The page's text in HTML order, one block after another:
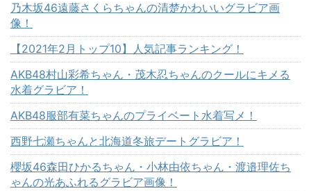
乃木坂46遠藤さくらちゃんの清楚かわいいグラビア画
像！
【2021年2月トップ10】人気記事ランキング！
AKB48村山彩希ちゃん・茂木忍ちゃんのクールにキメる
水着グラビア！
AKB48服部有菜ちゃんのプライベート水着写メ！
西野七瀬ちゃんと北海道冬旅デートグラビア！
櫻坂46森田ひかるちゃん・小林由依ちゃん・渡邉理佐ち
ゃんの光あふれるグラビア画像！